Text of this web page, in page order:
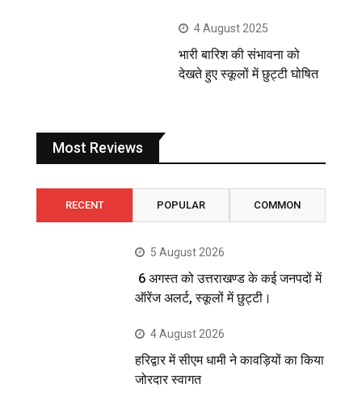
4 August 2025
भारी बारिश की संभावना को
देखते हुए स्कूलों में छुट्टी घोषित
Most Reviews
RECENT POPULAR COMMON
5 August 2026
6 अगस्त को उत्तराखण्ड के कई जनपदों में
ऑरेंज अलर्ट, स्कूलों में छुट्टी।
4 August 2026
हरिद्वार में सीएम धामी ने कावड़ियों का किया
जोरदार स्वागत